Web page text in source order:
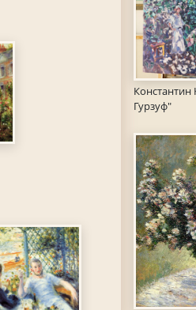
Константин
Гурзуф"